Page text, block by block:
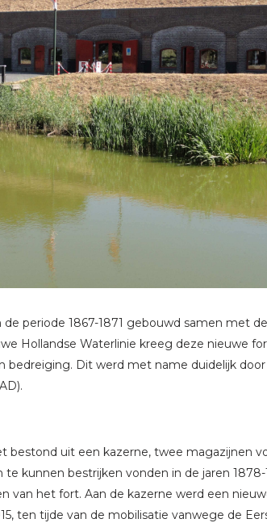
periode 1867-1871 gebouwd samen met
Hollandse Waterlinie kreeg deze nieuwe
bedreiging. Dit werd met name duidelijk
bestond uit een kazerne, twee magazijnen
kunnen bestrijken vonden in de jaren 1878-
van het fort. Aan de kazerne werd een
ten tijde van de mobilisatie vanwege de